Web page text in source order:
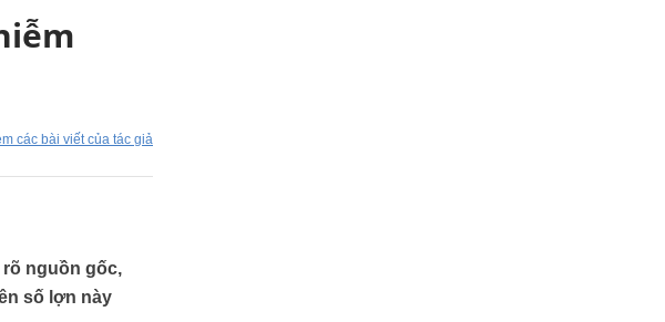
các bài viết của tác giả
nguồn gốc,
số lợn này